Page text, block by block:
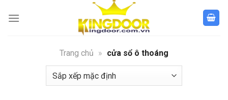
qua
Trang chủ » cửa sổ ô thoáng